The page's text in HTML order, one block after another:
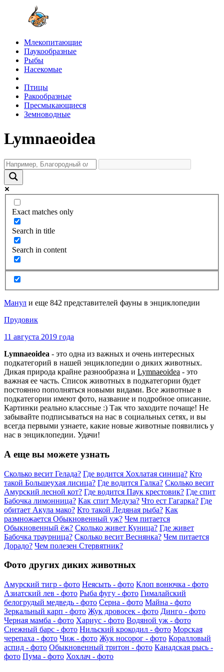
Млекопитающие
Паукообразные
Рыбы
Насекомые
Птицы
Ракообразные
Пресмыкающиеся
Земноводные
Lymnaeoidea
Exact matches only
Search in title
Search in content
Манул и еще 842 представителей фауны в энциклопедии
Прудовик
11 августа 2019 года
Lymnaeoidea - это одна из важных и очень интересных
подкатегорий в нашей энциклопедии о диких животных.
Дикая природа крайне разнообразна и Lymnaeoidea - это
важная ее часть. Список животных в подкатегории будет
постоянно пополняться новыми видами. Все животные в
подкатегории имеют фото, название и подробное описание.
Картинки реально классные :) Так что заходите почаще! Не
забывайте подписываться на нас в социальных сетях, и вы
всегда первыми узнаете, какие новые животные появились у
нас в энциклопедии. Удачи!
А еще вы можете узнать
Сколько весит Гелада? Где водится Хохлатая синица? Кто
такой Большеухая лисица? Где водится Галка? Сколько весит
Амурский лесной кот? Где водится Паук крестовик? Где спит
Бабочка лимонница? Как спит Медуза? Что ест Гагарка? Где
обитает Акула мако? Кто такой Ледяная рыба? Как
размножается Обыкновенный уж? Чем питается
Обыкновенный ёж? Сколько живет Куница? Где живет
Бабочка траурница? Сколько весит Веснянка? Чем питается
Дорадо? Чем полезен Стервятник?
Фото других диких животных
Амурский тигр - фото Неясыть - фото Клоп вонючка - фото
Азиатский лев - фото Рыба фугу - фото Гималайский
белогрудый медведь - фото Серна - фото Майна - фото
Зеркальный карп - фото Жук дровосек - фото Динго - фото
Черная мамба - фото Хариус - фото Водяной уж - фото
Снежный барс - фото Нильский крокодил - фото Морская
черепаха - фото Чиж - фото Жук носорог - фото Коралловый
аспид - фото Обыкновенный тритон - фото Канадская рысь -
фото Пума - фото Хохлач - фото